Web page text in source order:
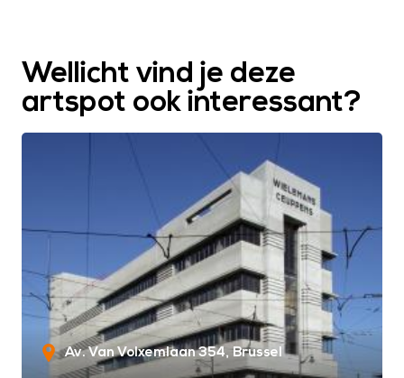
Wellicht vind je deze
artspot ook interessant?
Av. Van Volxemlaan 354 Brussel